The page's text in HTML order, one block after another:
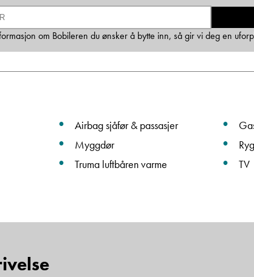
Ta kontakt
Lurer du på noe? Spør!
Hva gjelder det?
Navn
om Bobileren du ønsker å bytte inn, så gir vi deg en
Airbag sjåfør & passasjer
Myggdør
Truma luftbåren varme
TV